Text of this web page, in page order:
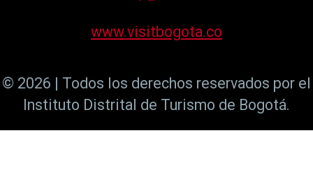
www.visitbogota.co
© 2026 | Todos los derechos reservados por el
Instituto Distrital de Turismo de Bogotá.